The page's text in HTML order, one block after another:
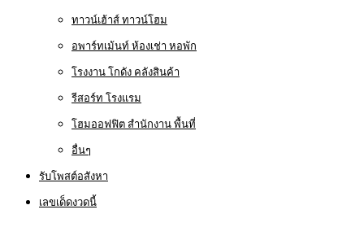
ทาวน์เฮ้าส์ ทาวน์โฮม
อพาร์ทเม้นท์ ห้องเช่า หอพัก
โรงงาน โกดัง คลังสินค้า
รีสอร์ท โรงแรม
โฮมออฟฟิต สำนักงาน พื้นที่
อื่นๆ
รับโพสต์อสังหา
เลขเด็ดงวดนี้